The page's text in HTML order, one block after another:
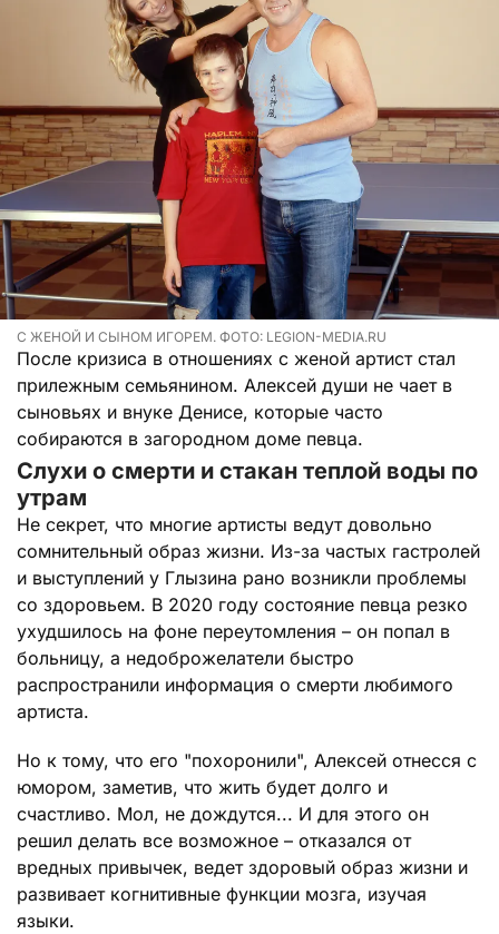
С ЖЕНОЙ И СЫНОМ ИГОРЕМ. ФОТО: LEGION-MEDIA.RU
После кризиса в отношениях с женой артист стал
прилежным семьянином. Алексей души не чает в
сыновьях и внуке Денисе, которые часто
собираются в загородном доме певца.
Слухи о смерти и стакан теплой воды по
утрам
Не секрет, что многие артисты ведут довольно
сомнительный образ жизни. Из-за частых гастролей
и выступлений у Глызина рано возникли проблемы
со здоровьем. В 2020 году состояние певца резко
ухудшилось на фоне переутомления – он попал в
больницу, а недоброжелатели быстро
распространили информация о смерти любимого
артиста.
Но к тому, что его "похоронили", Алексей отнесся с
юмором, заметив, что жить будет долго и
счастливо. Мол, не дождутся... И для этого он
решил делать все возможное – отказался от
вредных привычек, ведет здоровый образ жизни и
развивает когнитивные функции мозга, изучая
языки.